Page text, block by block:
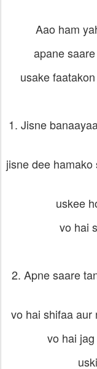
Aao ham
apane
usake
1. Jisne
jisne dee
uskee
vo hai
2. Apne saare
vo hai shifaa aur
vo hai